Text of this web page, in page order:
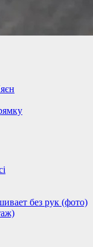
без рук (фото)